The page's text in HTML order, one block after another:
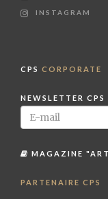
INSTAGRAM
CPS CORPORATE
NEWSLETTER CPS
MAGAZINE
PARTENAIRE CPS